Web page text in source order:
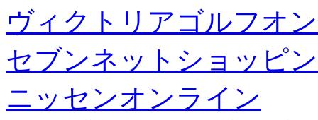
ヴィクトリアゴルフオ
セブンネットショッピ
ニッセンオンライン